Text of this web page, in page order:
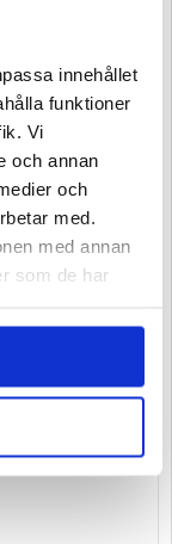
innehållet
funktioner
Vi
och annan
och
med.
med annan
som de har